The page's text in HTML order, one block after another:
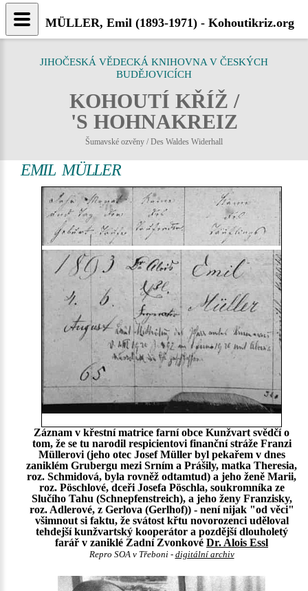
JIHOČESKÁ VĚDECKÁ KNIHOVNA V ČESKÝCH
BUDĚJOVICÍCH
KOHOUTÍ KŘÍŽ /
'S HOHNAKREIZ
Šumavské ozvěny / Des Waldes Widerhall
EMIL MÜLLER
Záznam v křestní matrice farní obce Kunžvart svědčí o
tom, že se tu narodil respicientovi finanční stráže Franzi
Müllerovi (jeho otec Josef Müller byl pekařem v dnes
zaniklém Grubergu mezi Srním a Prášily, matka Theresia,
roz. Schmidová, byla rovněž odtamtud) a jeho ženě Marii,
roz. Pöschlové, dceři Josefa Pöschla, soukromníka ze
Slučího Tahu (Schnepfenstreich), a jeho ženy Franzisky,
roz. Adlerové, z Gerlova (Gerlhof)) - není nijak "od věci"
všimnout si faktu, že svátost křtu novorozenci uděloval
tehdejší kunžvartský kooperátor a pozdější dlouholetý
farář v zaniklé Zadní Zvonkové Dr. Alois Essl
Repro SOA v Třeboni - digitální archiv
MÜLLER, Emil (1893-1971) - Kohoutikriz.org